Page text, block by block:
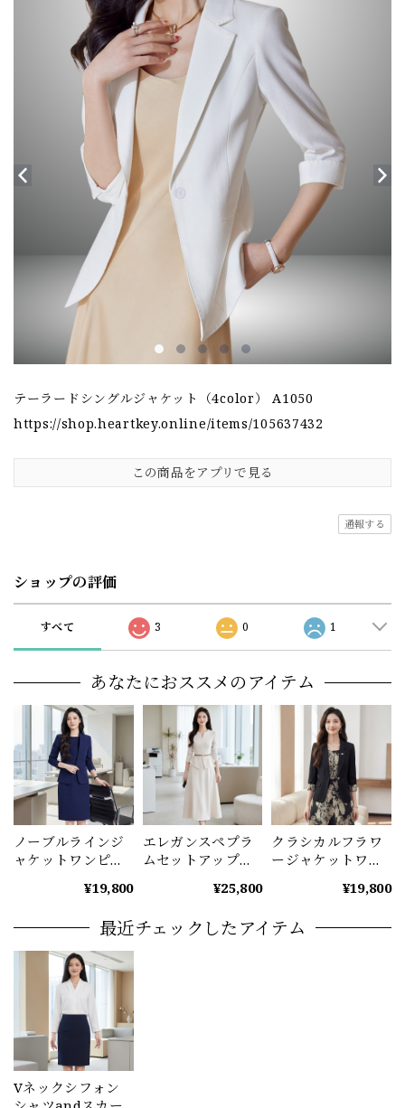
テーラードシングルジャケット（4color） A1050
https://shop.heartkey.online/items/105637432
この商品をアプリで見る
通報する
ショップの評価
すべて 3 0 1
あなたにおススメのアイテム
ノーブルラインジ
ャケットワンピー
（4color） A1222
¥19,800
エレガンスペプラ
ムセットアップ
（2color） A1225
¥25,800
クラシカルフラワ
ージャケットワン
¥19,800
最近チェックしたアイテム
Vネックシフォン